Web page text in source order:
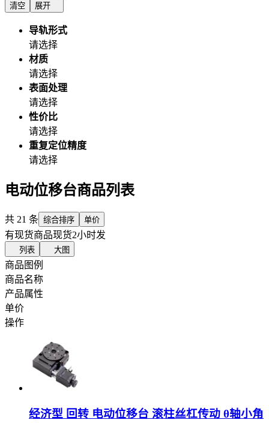
清空 展开
导轨形式
请选择
材质
请选择
表面处理
请选择
性价比
请选择
重复定位精度
请选择
电动位移台商品列表
共 21 条 综合排序 单价
有现货商品现货2小时发
列表 大图
商品图例
商品名称
产品属性
单价
操作
经济型 回转 电动位移台 滚柱丝杠传动 θ轴小角